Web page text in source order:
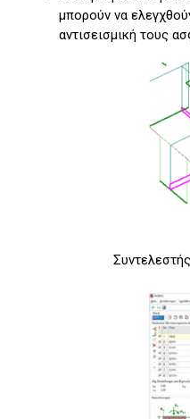
μπορούν να
αντισεισμική τους